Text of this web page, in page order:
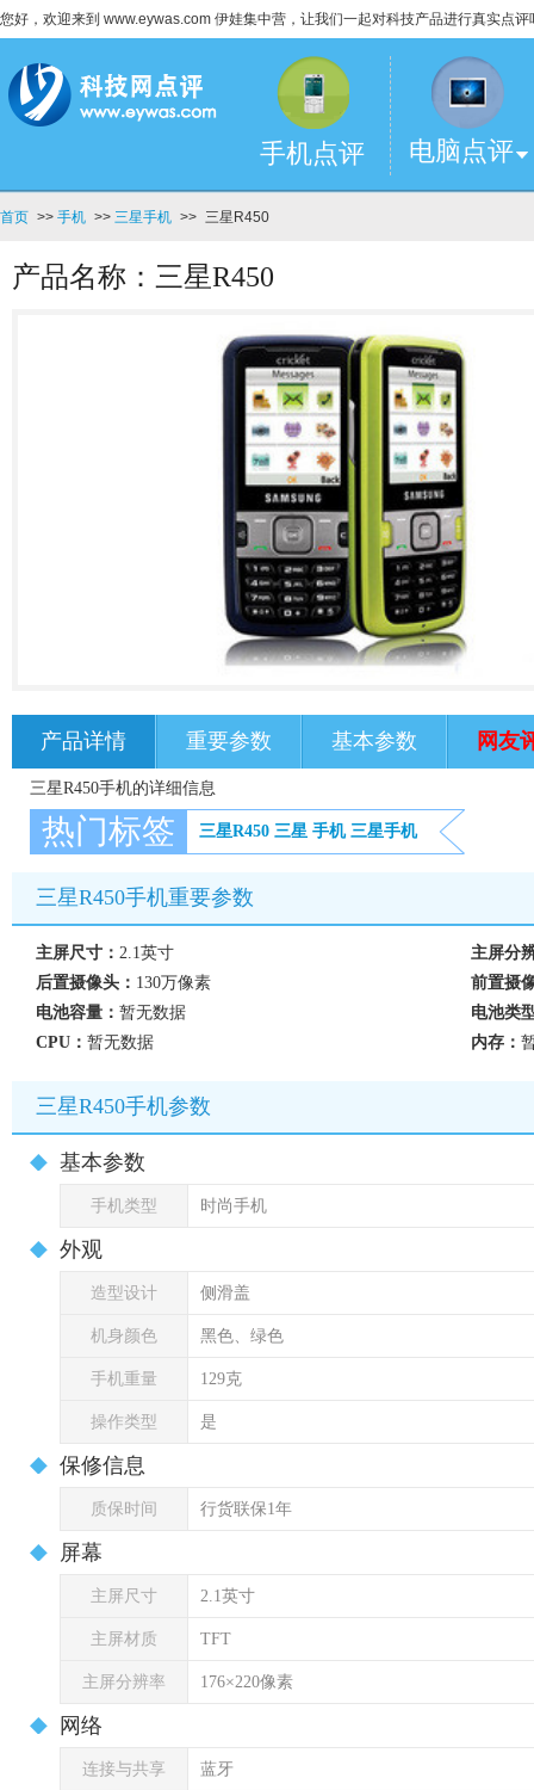
您好，欢迎来到 www.eywas.com 伊娃集中营，让我们一起对科技产品进行真实点评
手机点评 电脑点评
首页 >> 手机 >> 三星手机 >> 三星R450
产品名称：三星R450
产品详情 重要参数 基本参数 网友
三星R450手机的详细信息
热门标签 三星R450 三星 手机 三星手机
三星R450手机重要参数
主屏尺寸： 2.1英寸
主屏分
后置摄像头： 130万像素
前置摄
电池容量： 暂无数据
电池类
CPU： 暂无数据 内存：
三星R450手机参数
基本参数
手机类型 时尚手机
外观
造型设计 侧滑盖
机身颜色 黑色、绿色
手机重量 129克
操作类型 是
保修信息
质保时间 行货联保1年
屏幕
主屏尺寸 2.1英寸
主屏材质 TFT
主屏分辨率 176×220像素
网络
连接与共享 蓝牙